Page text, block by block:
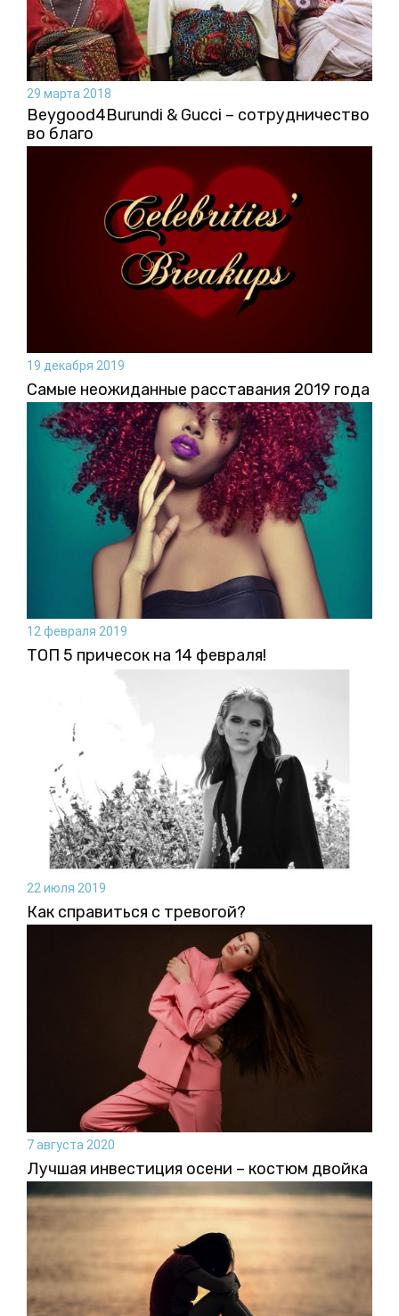
29 марта 2018
Beygood4Burundi & Gucci – сотрудничество
во благо
19 декабря 2019
Самые неожиданные расставания 2019 года
12 февраля 2019
ТОП 5 причесок на 14 февраля!
22 июля 2019
Как справиться с тревогой?
7 августа 2020
Лучшая инвестиция осени – костюм двойка